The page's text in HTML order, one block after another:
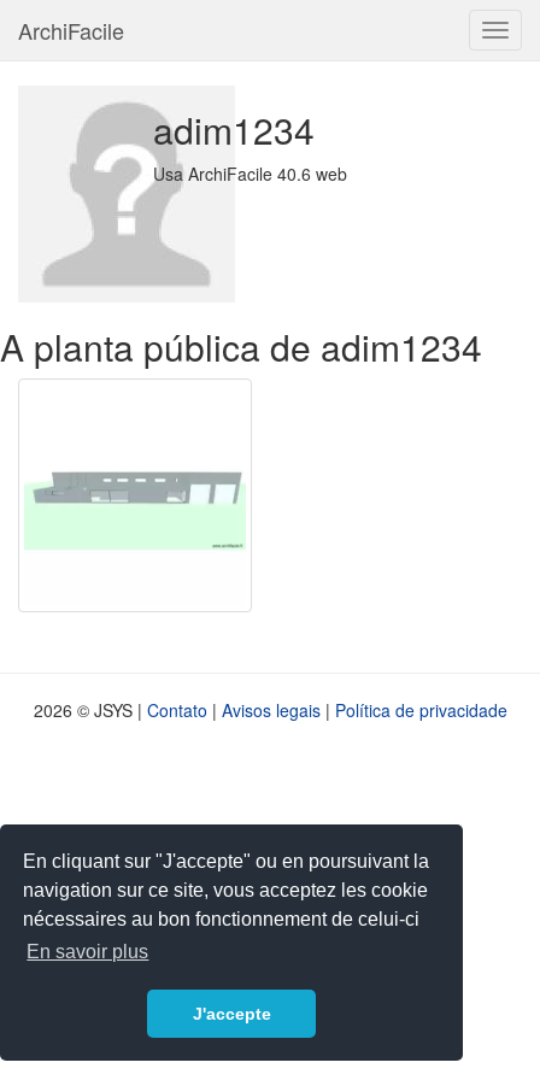
En cliquant sur "J'accepte" ou en poursuivant la
navigation sur ce site, vous acceptez les cookie
nécessaires au bon fonctionnement de celui-ci
En savoir plus
J'accepte
ArchiFacile
adim1234
Usa ArchiFacile 40.6 web
A planta pública de adim1234
2026 © JSYS | Contato | Avisos legais| Política de privacidade